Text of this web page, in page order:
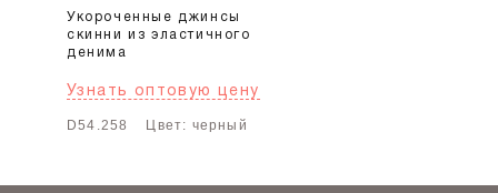
Укороченные джинсы
скинни из эластичного
денима
Узнать оптовую цену
D54.258 Цвет: черный